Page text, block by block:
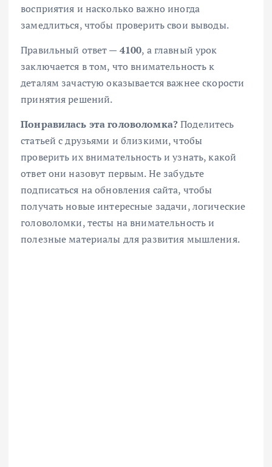
восприятия и насколько важно иногда
замедлиться, чтобы проверить свои выводы.
Правильный ответ — 4100, а главный урок
заключается в том, что внимательность к
деталям зачастую оказывается важнее скорости
принятия решений.
Понравилась эта головоломка?Поделитесь
статьей с друзьями и близкими, чтобы
проверить их внимательность и узнать, какой
ответ они назовут первым. Не забудьте
подписаться на обновления сайта, чтобы
получать новые интересные задачи, логические
головоломки, тесты на внимательность и
полезные материалы для развития мышления.